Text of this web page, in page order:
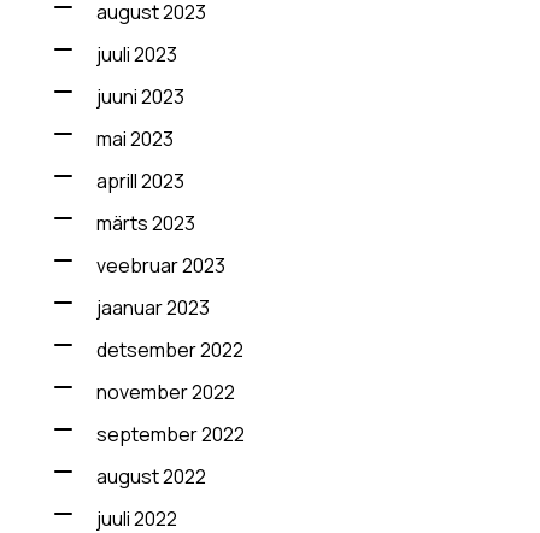
august 2023
juuli 2023
juuni 2023
mai 2023
aprill 2023
märts 2023
veebruar 2023
jaanuar 2023
detsember 2022
november 2022
september 2022
august 2022
juuli 2022